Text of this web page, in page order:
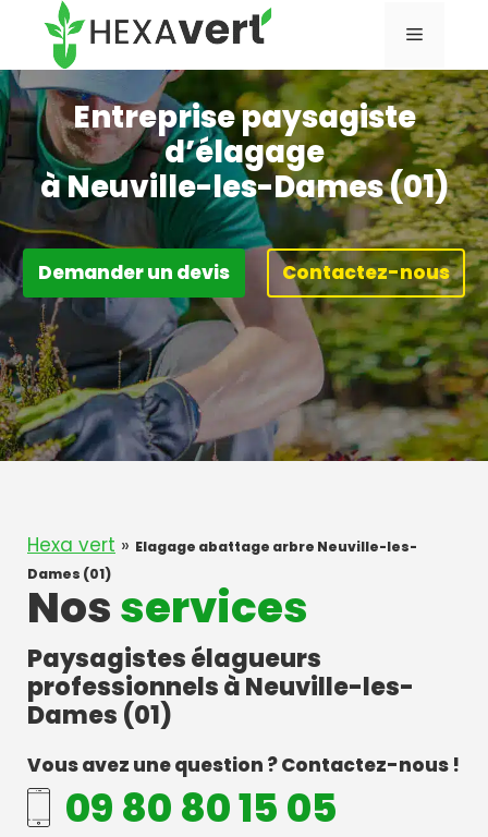
contenu
Menu
Entreprise paysagiste
d’élagage
à Neuville-les-Dames (01)
Demander un devis Contactez-nous
Hexa vert » Elagage abattage arbre Neuville-les-
Dames (01)
Nosservices
Paysagistes élagueurs
professionnels à Neuville-les-
Dames (01)
Vous avez une question ? Contactez-nous !
09 80 80 15 05